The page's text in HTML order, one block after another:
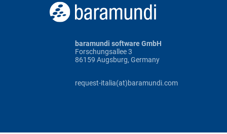
baramundi software GmbH
Forschungsallee 3
86159 Augsburg, Germany
request-italia(at)baramundi.com